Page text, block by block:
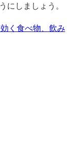
にしましょう。
く食べ物、飲み